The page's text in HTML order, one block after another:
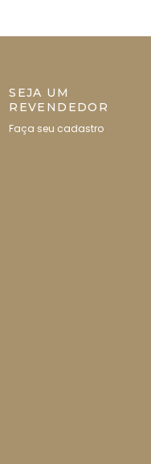
SEJA UM
REVENDEDOR
Faça seu cadastro